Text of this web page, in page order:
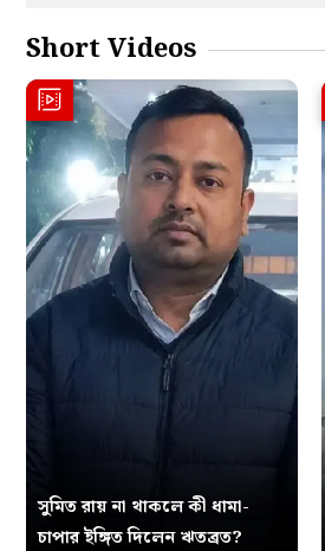
Short Videos
সুমিত রায় না থাকলে কী ধামা-
চাপার ইঙ্গিত দিলেন ঋতব্রত?